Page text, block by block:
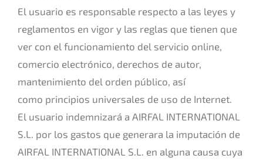
El usuario es responsable respecto a las leyes y
reglamentos en vigor y las reglas que tienen que
ver con el funcionamiento del servicio online,
comercio electrónico, derechos de autor,
mantenimiento del orden público, así
como principios universales de uso de Internet.
El usuario indemnizará a AIRFAL INTERNATIONAL
S.L. por los gastos que generara la imputación de
AIRFAL INTERNATIONAL S.L. en alguna causa cuya